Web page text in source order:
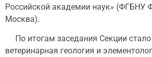
Российской академии наук»
Москва).
По итогам заседания Секции стало
ветеринарная геология и